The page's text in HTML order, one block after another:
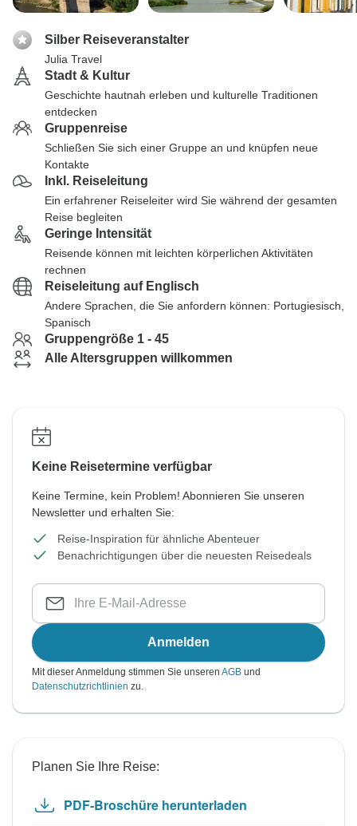
Silber Reiseveranstalter
Julia Travel
Stadt & Kultur
Geschichte hautnah erleben und kulturelle Traditionen
entdecken
Gruppenreise
Schließen Sie sich einer Gruppe an und knüpfen neue
Kontakte
Inkl. Reiseleitung
Ein erfahrener Reiseleiter wird Sie während der gesamten
Reise begleiten
Geringe Intensität
Reisende können mit leichten körperlichen Aktivitäten
rechnen
Reiseleitung auf Englisch
Andere Sprachen, die Sie anfordern können: Portugiesisch,
Spanisch
Gruppengröße 1 - 45
Alle Altersgruppen willkommen
Keine Reisetermine verfügbar
Keine Termine, kein Problem! Abonnieren Sie unseren
Newsletter und erhalten Sie:
Reise-Inspiration für ähnliche Abenteuer
Benachrichtigungen über die neuesten Reisedeals
Anmelden
Mit dieser Anmeldung stimmen Sie unseren AGB und
Datenschutzrichtlinien zu.
Planen Sie Ihre Reise:
PDF-Broschüre herunterladen